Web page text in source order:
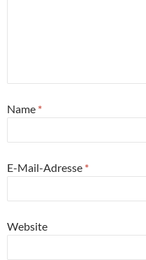
Name *
E-Mail-Adresse *
Website